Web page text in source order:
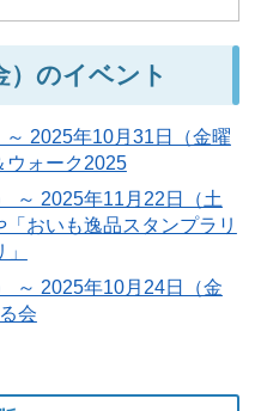
）のイベント
2025年10月31日（金曜
ウォーク2025
～ 2025年11月22日（土
おいも逸品スタンプラリ
～ 2025年10月24日（金
会